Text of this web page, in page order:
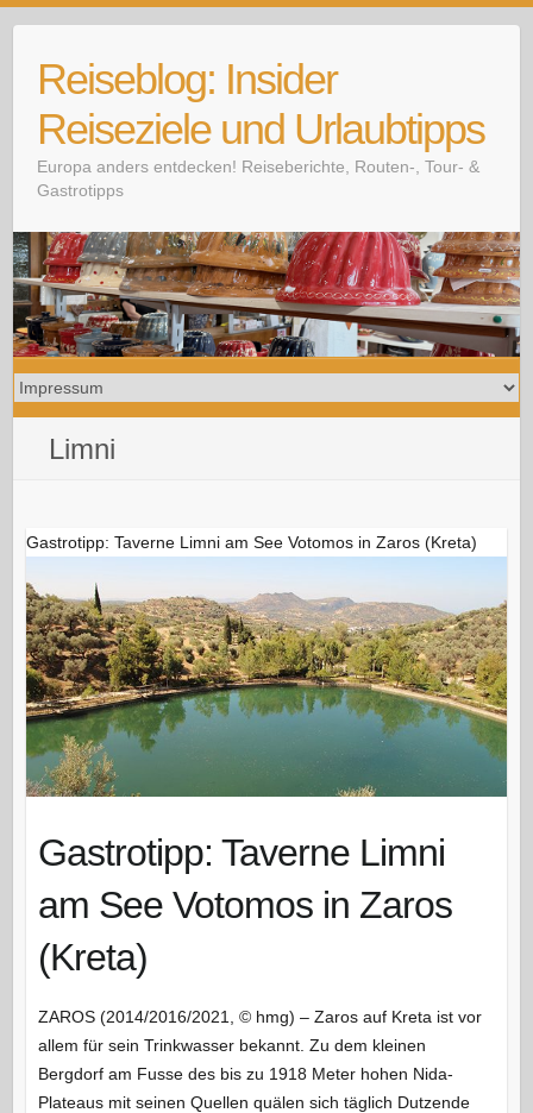
contentReiseblog: Insider
Reiseziele und Urlaubtipps
Europa anders entdecken! Reiseberichte, Routen-, Tour- &
Gastrotipps
Limni
Gastrotipp: Taverne Limni am See Votomos in Zaros (Kreta)
Gastrotipp: Taverne Limni
am See Votomos in Zaros
(Kreta)
ZAROS (2014/2016/2021, © hmg) – Zaros auf Kreta ist vor
allem für sein Trinkwasser bekannt. Zu dem kleinen
Bergdorf am Fusse des bis zu 1918 Meter hohen Nida-
Plateaus mit seinen Quellen quälen sich täglich Dutzende